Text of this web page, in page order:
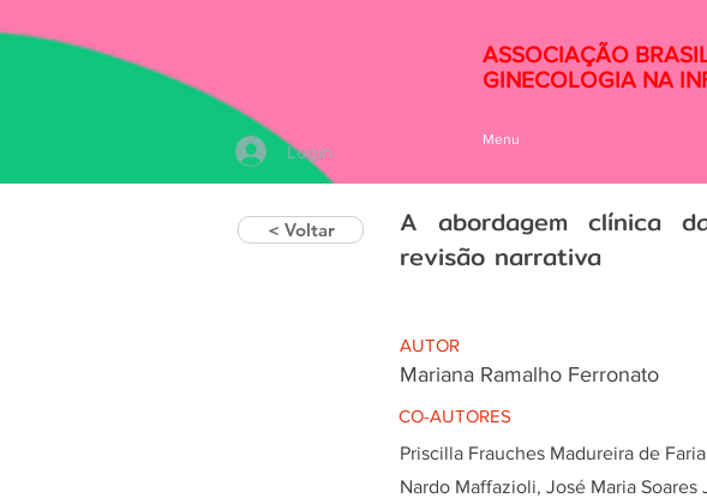
ASSOCIAÇÃO
GINECOLOGIA NA
Menu
Login
< Voltar
A abordagem clínica
revisão narrativa
AUTOR
Mariana Ramalho Ferronato
CO-AUTORES
Priscilla Frauches Madureira de
Nardo Maffazioli, José Maria